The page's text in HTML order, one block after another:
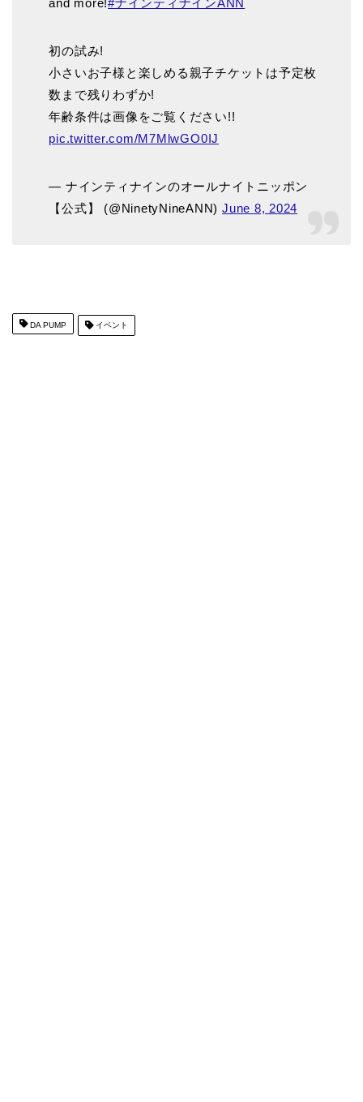
and more!#ナインティナインANN
初の試み!
小さいお子様と楽しめる親子チケットは予定枚
数まで残りわずか!
年齢条件は画像をご覧ください!!
pic.twitter.com/M7MlwGO0IJ
— ナインティナインのオールナイトニッポン
【公式】 (@NinetyNineANN) June 8, 2024
DA PUMP イベント